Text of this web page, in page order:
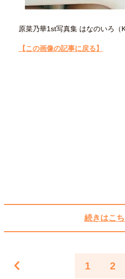
地域とつながる/お金との付き合い方
原菜乃華1st写真集 はなのいろ（
【この画像の記事に戻る】
続きはこち
1 2